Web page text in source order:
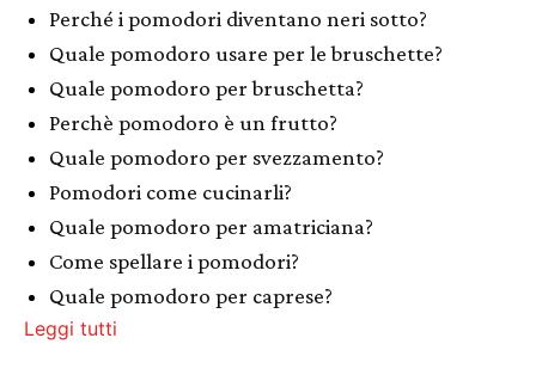
Perché i pomodori diventano neri sotto?
Quale pomodoro usare per le bruschette?
Quale pomodoro per bruschetta?
Perchè pomodoro è un frutto?
Quale pomodoro per svezzamento?
Pomodori come cucinarli?
Quale pomodoro per amatriciana?
Come spellare i pomodori?
Quale pomodoro per caprese?
Leggi tutti